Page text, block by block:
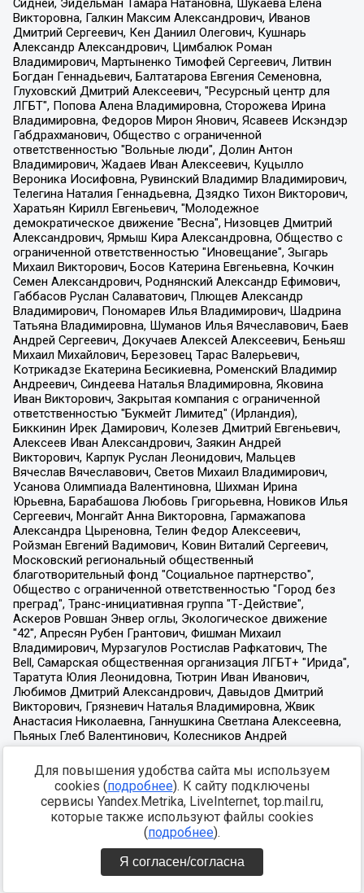
Для повышения удобства сайта мы используем
cookies (подробнее). К сайту подключены
сервисы Yandex.Metrika, LiveInternet, top.mail.ru,
которые также используют файлы cookies
(подробнее).
Я согласен/согласна